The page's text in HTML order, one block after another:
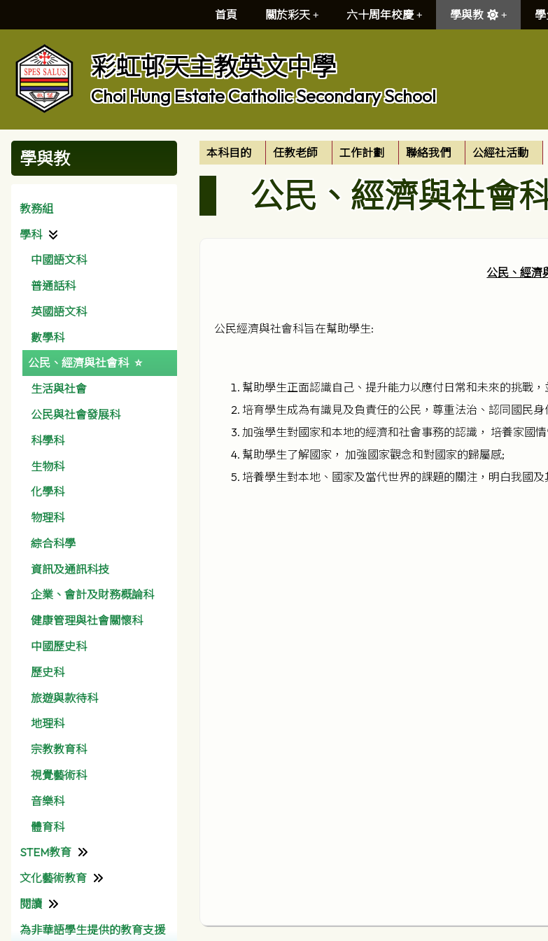
首頁 關於彩天 六十周年校慶 學與教
彩虹邨天主教英文中學
Choi Hung Estate Catholic Secondary School
學與教
教務組
學科
中國語文科
普通話科
英國語文科
數學科
公民、經濟與社會科
生活與社會
公民與社會發展科
科學科
生物科
化學科
物理科
綜合科學
資訊及通訊科技
企業、會計及財務概論科
健康管理與社會關懷科
中國歷史科
歷史科
旅遊與款待科
地理科
宗教教育科
視覺藝術科
音樂科
體育科
STEM教育
資訊科技組
文化藝術教育
彩天文化藝術月
閱讀
圖書館
為非華語學生提供的教育支援
本科目的 任教老師 工作計劃 聯絡我們 公經社活動
公民、經濟與社會
公民、經濟
公民經濟與社會科旨在幫助學生:
幫助學生正面認識自己、提升能力以應付日常和未來的挑戰，
培育學生成為有識見及負責任的公民，尊重法治、認同國民
加強學生對國家和本地的經濟和社會事務的認識， 培養家國
幫助學生了解國家， 加強國家觀念和對國家的歸屬感;
培養學生對本地、國家及當代世界的課題的關注，明白我國